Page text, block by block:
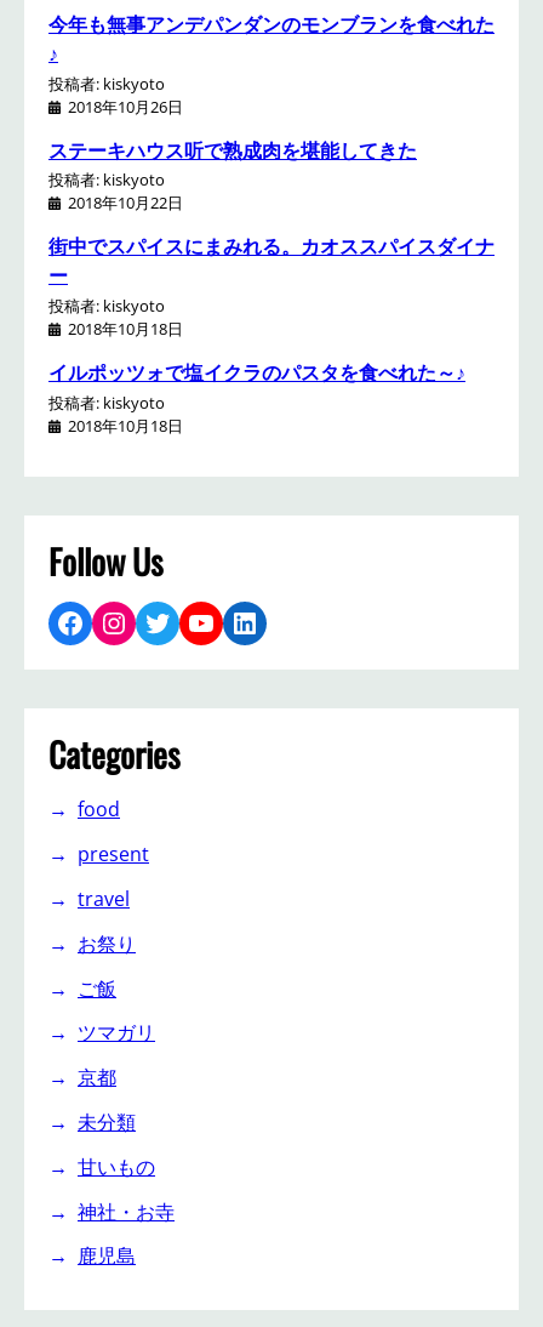
今年も無事アンデパンダンのモンブランを食べれた
♪
投稿者: kiskyoto
2018年10月26日
ステーキハウス听で熟成肉を堪能してきた
投稿者: kiskyoto
2018年10月22日
街中でスパイスにまみれる。カオススパイスダイナ
ー
投稿者: kiskyoto
2018年10月18日
イルポッツォで塩イクラのパスタを食べれた～♪
投稿者: kiskyoto
2018年10月18日
Follow Us
Facebook Instagram Twitter YouTube LinkedIn
Categories
food
present
travel
お祭り
ご飯
ツマガリ
京都
未分類
甘いもの
神社・お寺
鹿児島